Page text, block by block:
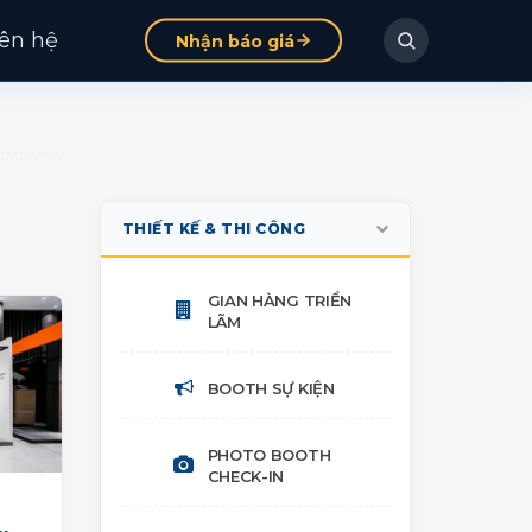
hệ Nhận báo giá
THIẾT KẾ & THI CÔNG
GIAN HÀNG TRIỂN
LÃM
BOOTH SỰ KIỆN
PHOTO BOOTH
CHECK-IN